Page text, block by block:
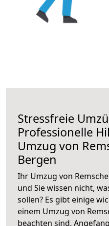
Stressfreie
Professionelle
Umzug von
Bergen
Ihr Umzug von
und Sie wissen nicht,
sollen? Es gibt einige
einem Umzug von
beachten sind.